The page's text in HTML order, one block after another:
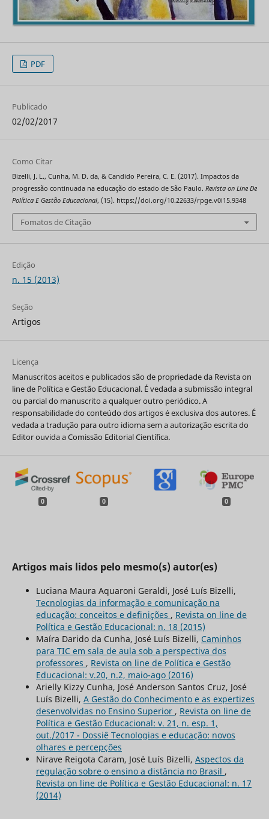
PDF
Publicado
02/02/2017
Como Citar
Bizelli, J. L., Cunha, M. D. da, & Candido Pereira, C. E. (2017). Impactos da
progressão continuada na educação do estado de São Paulo. Revista on Line De
Política E Gestão Educacional, (15). https://doi.org/10.22633/rpge.v0i15.9348
Fomatos de Citação
Edição
n. 15 (2013)
Seção
Artigos
Licença
Manuscritos aceitos e publicados são de propriedade da Revista on
line de Política e Gestão Educacional. É vedada a submissão integral
ou parcial do manuscrito a qualquer outro periódico. A
responsabilidade do conteúdo dos artigos é exclusiva dos autores. É
vedada a tradução para outro idioma sem a autorização escrita do
Editor ouvida a Comissão Editorial Científica.
0 0 0
Artigos mais lidos pelo mesmo(s) autor(es)
Luciana Maura Aquaroni Geraldi, José Luís Bizelli,
Tecnologias da informação e comunicação na
educação: conceitos e definições , Revista on line de
Política e Gestão Educacional: n. 18 (2015)
Maíra Darido da Cunha, José Luís Bizelli, Caminhos
para TIC em sala de aula sob a perspectiva dos
professores , Revista on line de Política e Gestão
Educacional: v.20, n.2, maio-ago (2016)
Arielly Kizzy Cunha, José Anderson Santos Cruz, José
Luís Bizelli, A Gestão do Conhecimento e as expertizes
desenvolvidas no Ensino Superior , Revista on line de
Política e Gestão Educacional: v. 21, n. esp. 1,
out./2017 - Dossiê Tecnologias e educação: novos
olhares e percepções
Nirave Reigota Caram, José Luís Bizelli, Aspectos da
regulação sobre o ensino a distância no Brasil ,
Revista on line de Política e Gestão Educacional: n. 17
(2014)